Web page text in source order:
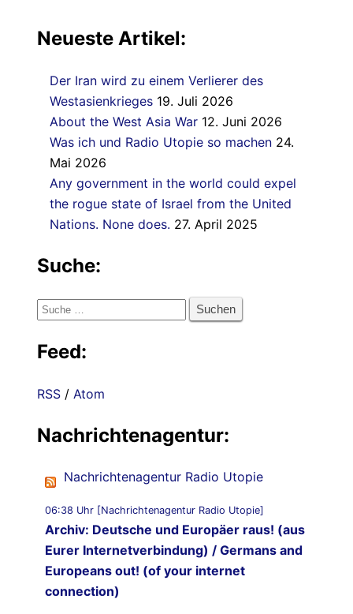
Neueste Artikel:
Der Iran wird zu einem Verlierer des
Westasienkrieges 19. Juli 2026
About the West Asia War 12. Juni 2026
Was ich und Radio Utopie so machen 24.
Mai 2026
Any government in the world could expel
the rogue state of Israel from the United
Nations. None does. 27. April 2025
Suche:
Suche
Feed:
RSS / Atom
Nachrichtenagentur:
Nachrichtenagentur Radio Utopie
06:38 Uhr [Nachrichtenagentur Radio Utopie]
Archiv: Deutsche und Europäer raus! (aus
Eurer Internetverbindung) / Germans and
Europeans out! (of your internet
connection)